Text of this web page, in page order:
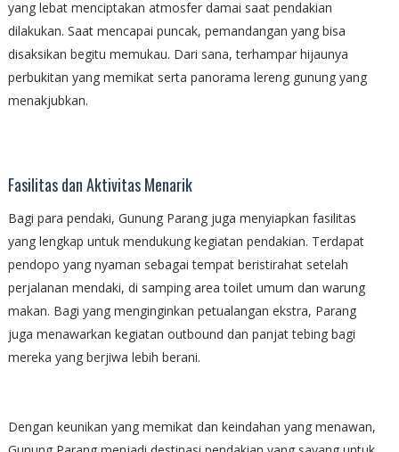
yang lebat menciptakan atmosfer damai saat pendakian
dilakukan. Saat mencapai puncak, pemandangan yang bisa
disaksikan begitu memukau. Dari sana, terhampar hijaunya
perbukitan yang memikat serta panorama lereng gunung yang
menakjubkan.
Fasilitas dan Aktivitas Menarik
Bagi para pendaki, Gunung Parang juga menyiapkan fasilitas
yang lengkap untuk mendukung kegiatan pendakian. Terdapat
pendopo yang nyaman sebagai tempat beristirahat setelah
perjalanan mendaki, di samping area toilet umum dan warung
makan. Bagi yang menginginkan petualangan ekstra, Parang
juga menawarkan kegiatan outbound dan panjat tebing bagi
mereka yang berjiwa lebih berani.
Dengan keunikan yang memikat dan keindahan yang menawan,